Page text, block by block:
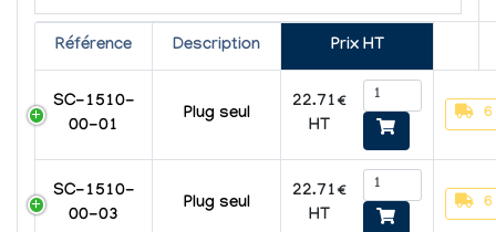
Référence Description Prix HT
SC-1510-
00-01
Plug seul
22.71€
HT
6
SC-1510-
00-03
Plug seul
22.71€
HT
6